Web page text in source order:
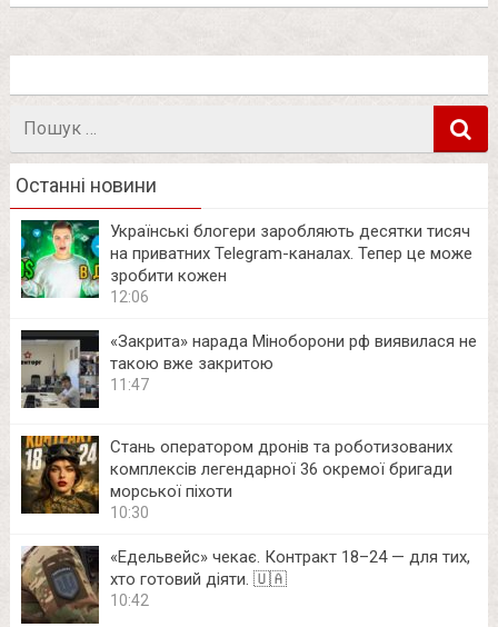
Останні новини
Українські блогери заробляють десятки тисяч
на приватних Telegram-каналах. Тепер це може
зробити кожен
12:06
«Закрита» нарада Міноборони рф виявилася не
такою вже закритою
11:47
Стань оператором дронів та роботизованих
комплексів легендарної 36 окремої бригади
морської піхоти
10:30
«Едельвейс» чекає. Контракт 18–24 — для тих,
хто готовий діяти. 🇺🇦
10:42